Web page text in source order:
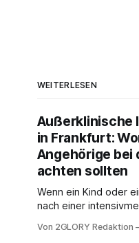
WEITERLESEN
Außerklinische
in Frankfurt:
Angehörige bei
achten sollten
Wenn ein Kind oder
nach einer
oder eine
Von 2GLORY Redaktion